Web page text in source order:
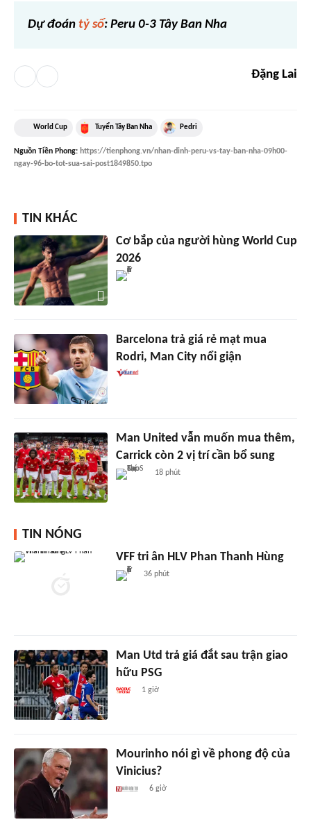
Dự đoán tỷ số: Peru 0-3 Tây Ban Nha
Đặng Lai
World Cup Tuyển Tây Ban Nha Pedri
Nguồn Tiền Phong: https://tienphong.vn/nhan-dinh-peru-vs-tay-ban-nha-09h00-
ngay-96-bo-tot-sua-sai-post1849850.tpo
TIN KHÁC
Cơ bắp của người hùng World Cup
2026
Barcelona trả giá rẻ mạt mua
Rodri, Man City nổi giận
Man United vẫn muốn mua thêm,
Carrick còn 2 vị trí cần bổ sung
18 phút
TIN NÓNG
VFF tri ân HLV Phan Thanh Hùng
36 phút
Man Utd trả giá đắt sau trận giao
hữu PSG
1 giờ
Mourinho nói gì về phong độ của
Vinicius?
6 giờ